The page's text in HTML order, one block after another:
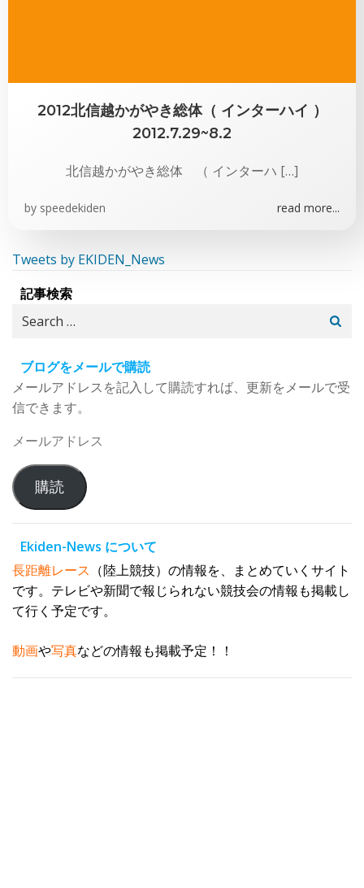
2012北信越かがやき総体（ インターハイ ）
2012.7.29~8.2
北信越かがやき総体 （ インターハ […]
by speedekiden read more...
Tweets by EKIDEN_News
記事検索
Search
ブログをメールで購読
メールアドレスを記入して購読すれば、更新をメールで受
信できます。
メ
ル
ア
ド
レ
ス
購読
Ekiden-News について
長距離レース （陸上競技）の情報を、まとめていくサイト
です。テレビや新聞で報じられない競技会の情報も掲載し
て行く予定です。
動画や写真などの情報も掲載予定！！